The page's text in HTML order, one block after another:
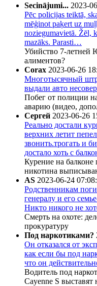
Secinājumi... 2023-
Pēc policijas teiktā,
mēģinot paķert uz
noziegumavietā. Žēl,
mazāks. Parasti…
Убийство 7-летней
алиментов?
Corax 2023-06-26
Многотысячный
выдали авто
Побег от полиции
аварию (видео,
Сергей 2023-06-26
Реально достали
верхних летит
звонить.трогать и
достало хоть с
Курение на балконе
никотина
AS 2023-06-24
Родственникам
генералу и его
Никто никого не
Смерть на охоте:
прокуратуру
Под наркотиками?
Он отказался от
как если бы под
что он
Водитель под
Cayenne S выставят